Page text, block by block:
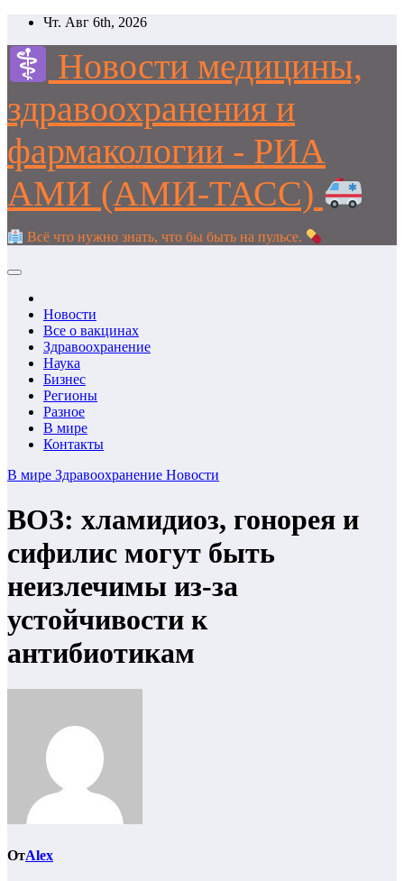
Перейти
содержимому
Чт. Авг 6th, 2026
Новости медицины,
здравоохранения и
фармакологии - РИА
АМИ (АМИ-ТАСС)
Всё что нужно знать, что бы быть на пульсе.
Новости
Все о вакцинах
Здравоохранение
Наука
Бизнес
Регионы
Разное
В мире
Контакты
В мире Здравоохранение Новости
ВОЗ: хламидиоз, гонорея и
сифилис могут быть
неизлечимы из-за
устойчивости к
антибиотикам
ОтAlex